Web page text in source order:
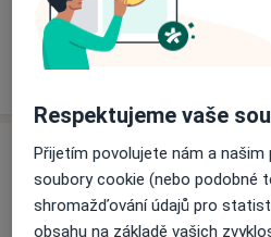
Tento specialista ještě
svých
Adresa
NEMOCNICE ŽATEC,
Husova 2796, Žatec 438 01
Respektujeme vaše
Přijetím povolujete nám a
soubory cookie (nebo podobné
shromažďování údajů pro
obsahu na základě vašich